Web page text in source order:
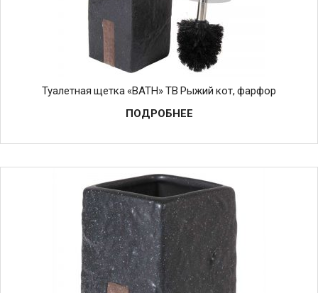
Туалетная щетка «BATH» TB Рыжий кот, фарфор
ПОДРОБНЕЕ